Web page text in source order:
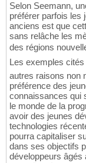
Selon Seemann,
préférer parfois les
anciens est que
sans relâche les
des régions
Les exemples cités
autres raisons non
préférence des
connaissances qui
le monde de la
avoir des jeunes
technologies
pourra capitaliser
dans ses objectifs
développeurs âgés